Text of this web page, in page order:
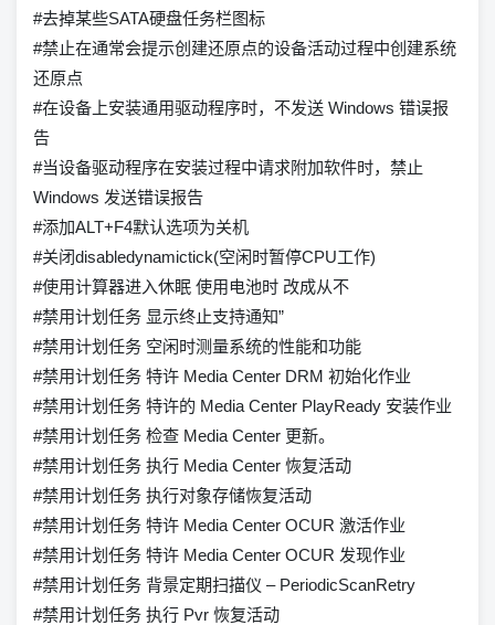
#去掉某些SATA硬盘任务栏图标
#禁止在通常会提示创建还原点的设备活动过程中创建系统
还原点
#在设备上安装通用驱动程序时，不发送 Windows 错误报
告
#当设备驱动程序在安装过程中请求附加软件时，禁止
Windows 发送错误报告
#添加ALT+F4默认选项为关机
#关闭disabledynamictick(空闲时暂停CPU工作)
#使用计算器进入休眠 使用电池时 改成从不
#禁用计划任务 显示终止支持通知”
#禁用计划任务 空闲时测量系统的性能和功能
#禁用计划任务 特许 Media Center DRM 初始化作业
#禁用计划任务 特许的 Media Center PlayReady 安装作业
#禁用计划任务 检查 Media Center 更新。
#禁用计划任务 执行 Media Center 恢复活动
#禁用计划任务 执行对象存储恢复活动
#禁用计划任务 特许 Media Center OCUR 激活作业
#禁用计划任务 特许 Media Center OCUR 发现作业
#禁用计划任务 背景定期扫描仪 – PeriodicScanRetry
#禁用计划任务 执行 Pvr 恢复活动